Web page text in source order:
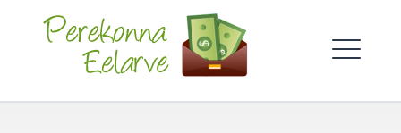
Perekonna Eelarve